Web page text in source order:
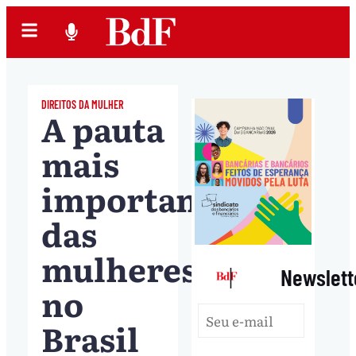
DIREITOS DA MULHER
A pauta
mais
importante
das
mulheres
no
Brasil
|